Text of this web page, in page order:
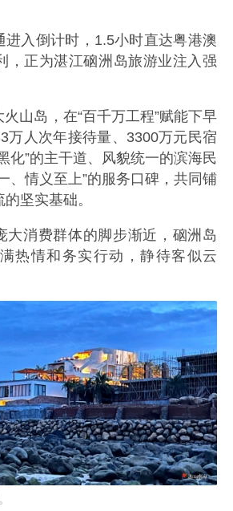
进入倒计时，1.5小时直达粤港澳
，正为湛江硇洲岛旅游业注入强
山岛，在“百千万工程”赋能下早
万人次年接待量、3300万元民宿
化”的主干道、风貌统一的滨海民
、情义至上”的服务口碑，共同铺
坚实基础。
大消费群体的脚步渐近，硇洲岛
热情和务实行动，静待客似云